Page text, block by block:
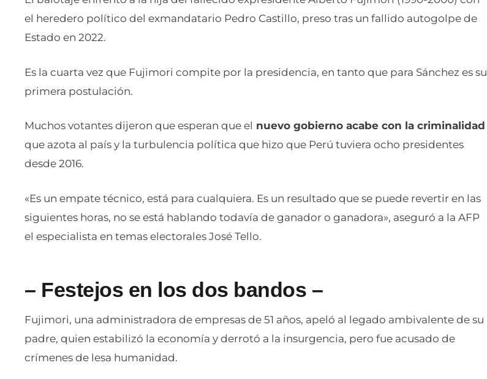
el heredero político del exmandatario Pedro Castillo, preso tras un fallido autogolpe de
Estado en 2022.
Es la cuarta vez que Fujimori compite por la presidencia, en tanto que para Sánchez es su
primera postulación.
Muchos votantes dijeron que esperan que el nuevo gobierno acabe con la criminalidad
que azota al país y la turbulencia política que hizo que Perú tuviera ocho presidentes
desde 2016.
«Es un empate técnico, está para cualquiera. Es un resultado que se puede revertir en las
siguientes horas, no se está hablando todavía de ganador o ganadora», aseguró a la AFP
el especialista en temas electorales José Tello.
– Festejos en los dos bandos –
Fujimori, una administradora de empresas de 51 años, apeló al legado ambivalente de su
padre, quien estabilizó la economía y derrotó a la insurgencia, pero fue acusado de
crímenes de lesa humanidad.